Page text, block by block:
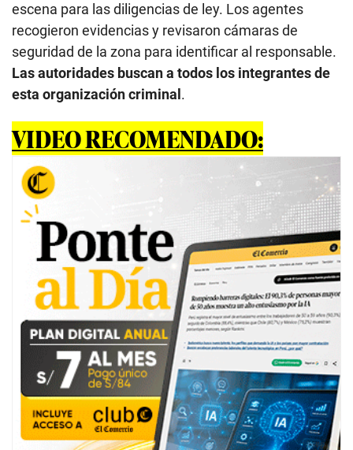
escena para las diligencias de ley. Los agentes
recogieron evidencias y revisaron cámaras de
seguridad de la zona para identificar al responsable.
Las autoridades buscan a todos los integrantes de
esta organización criminal.
VIDEO RECOMENDADO: